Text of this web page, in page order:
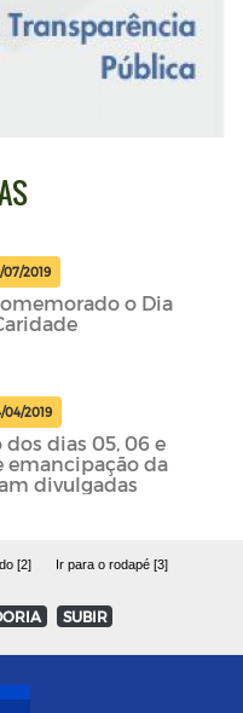
07/2019
o Dia
04/2019
dias 05, 06 e
emancipação da
divulgadas
[2] Ir para o rodapé [3]
SUBIR